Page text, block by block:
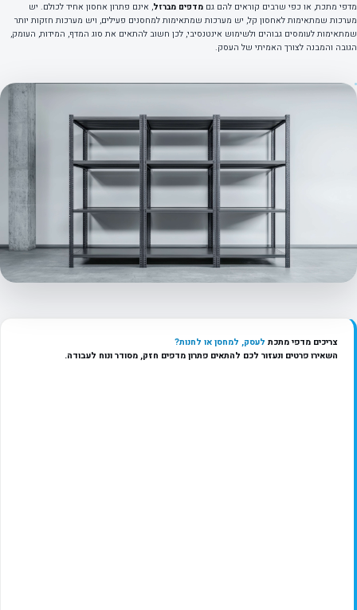
מדפי מתכת, או כפי שרבים קוראים להם גם מדפים מברזל, אינם פתרון אחסון אחיד לכולם. יש
מערכות שמתאימות לאחסון קל, יש מערכות שמתאימות למחסנים פעילים, ויש מערכות חזקות יותר
שמתאימות לעומסים גבוהים ולשימוש אינטנסיבי, לכן חשוב להתאים את סוג המדף, המידות, העומק,
הגובה והמבנה לצורך האמיתי של העסק.
צריכים מדפי מתכת לעסק, למחסן או לחנות?
השאירו פרטים ונעזור לכם להתאים פתרון מדפים חזק, מסודר ונוח לעבודה.